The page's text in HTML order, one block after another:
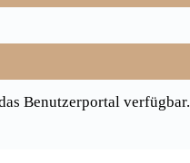
Benutzerportal verfügbar.